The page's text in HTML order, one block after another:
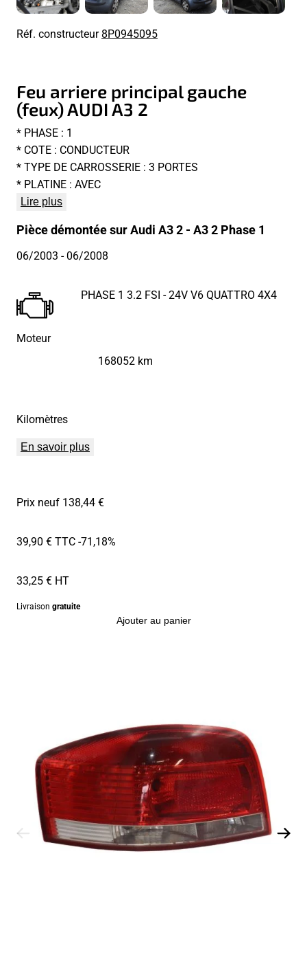
Réf. constructeur8P0945095
Feu arriere principal gauche
(feux) AUDI A3 2
* PHASE : 1
* COTE : CONDUCTEUR
* TYPE DE CARROSSERIE : 3 PORTES
* PLATINE : AVEC
Lire plus
Pièce démontée sur Audi A3 2 - A3 2 Phase 1
06/2003 - 06/2008
Moteur
PHASE 1 3.2 FSI - 24V V6 QUATTRO 4X4
Kilomètres
168052 km
En savoir plus
Prix neuf 138,44 €
39,90 € TTC-71,18%
33,25 € HT
Livraison gratuite
Ajouter au panier